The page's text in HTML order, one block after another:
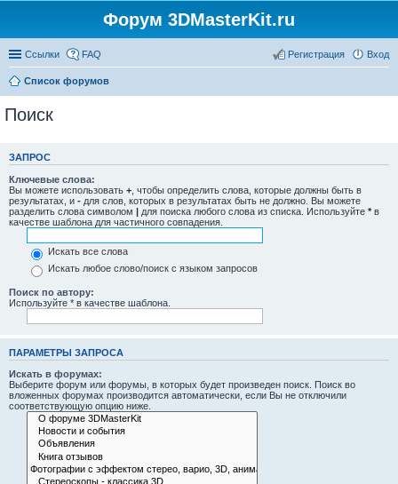
Форум 3DMasterKit.ru
Ссылки FAQ Вход
Регистрация
Список форумов
Поиск
ЗАПРОС
Ключевые слова:
Вы можете использовать + , чтобы определить слова, которые должны быть в
результатах, и - для слов, которых в результатах быть не должно. Вы можете
разделить слова символом | для поиска любого слова из списка. Используйте * в
качестве шаблона для частичного совпадения.
Искать все слова
Искать любое слово/поиск с языком запросов
Поиск по автору:
Используйте * в качестве шаблона.
ПАРАМЕТРЫ ЗАПРОСА
Искать в форумах:
Выберите форум или форумы, в которых будет произведен поиск. Поиск во
вложенных форумах производится автоматически, если Вы не отключили
соответствующую опцию ниже.